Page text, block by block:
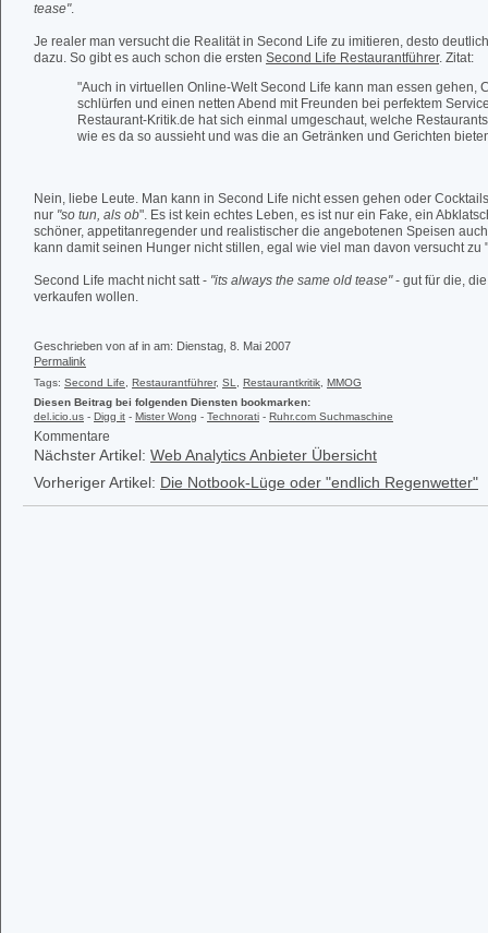
tease".
Je realer man versucht die Realität in Second Life zu imitieren, desto
dazu. So gibt es auch schon die ersten Second Life Restaurantführer. Zitat:
"Auch in virtuellen Online-Welt Second Life kann man essen gehen,
schlürfen und einen netten Abend mit Freunden bei perfektem
Restaurant-Kritik.de hat sich einmal umgeschaut, welche
wie es da so aussieht und was die an Getränken und Gerichten
Nein, liebe Leute. Man kann in Second Life nicht essen gehen oder
nur "so tun, als ob". Es ist kein echtes Leben, es ist nur ein Fake, ein
schöner, appetitanregender und realistischer die angebotenen Speisen
kann damit seinen Hunger nicht stillen, egal wie viel man davon versucht zu
Second Life macht nicht satt - "its always the same old tease"- gut für die,
verkaufen wollen.
Geschrieben von af in am: Dienstag, 8. Mai 2007
Permalink
Tags: Second Life Restaurantführer, SL Restaurantkritik MMOG
Diesen Beitrag bei folgenden Diensten bookmarken:
del.icio.us - Digg it - Mister Wong - Technorati - Ruhr.com Suchmaschine
Kommentare
Nächster Artikel: Web Analytics Anbieter Übersicht
Vorheriger Artikel: Die Notbook-Lüge oder "endlich Regenwetter"